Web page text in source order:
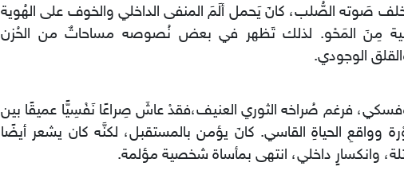
صَوته الصُّلب، كانَ يَحمل ألَمَ المنفى الداخلي والخوف على الهُوية
مِنَ المَحْو. لذلك تَظهر في بعض نُصوصه مساحاتٌ من الحُزن
الوجودي.
فرغم صُراخه الثوري العنيف،فقدْ عاشَ صِراعًا نَفْسِيًّا عميقًا بين
وواقعِ الحياةِ القاسي. كانَ يؤمن بالمستقبل، لكنَّه كان يشعر أيضًا
وانكسارٍ داخلي، انتهى بمأساة شخصية مؤلمة.